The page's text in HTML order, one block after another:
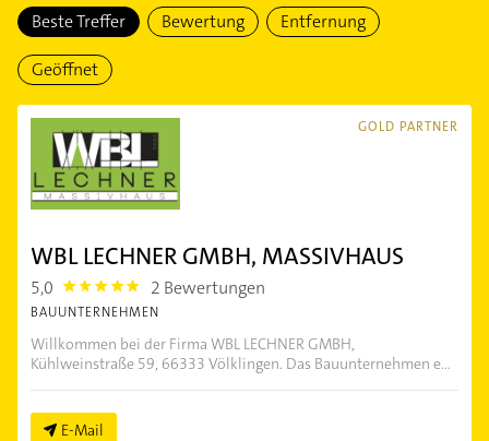
Beste Treffer Bewertung Entfernung
Geöffnet
GOLD PARTNER
WBL LECHNER GMBH, MASSIVHAUS
5,0 5.0 2 Bewertungen
BAUUNTERNEHMEN
Willkommen bei der Firma WBL LECHNER GMBH,
Kühlweinstraße 59, 66333 Völklingen. Das Bauunternehmen e...
E-Mail